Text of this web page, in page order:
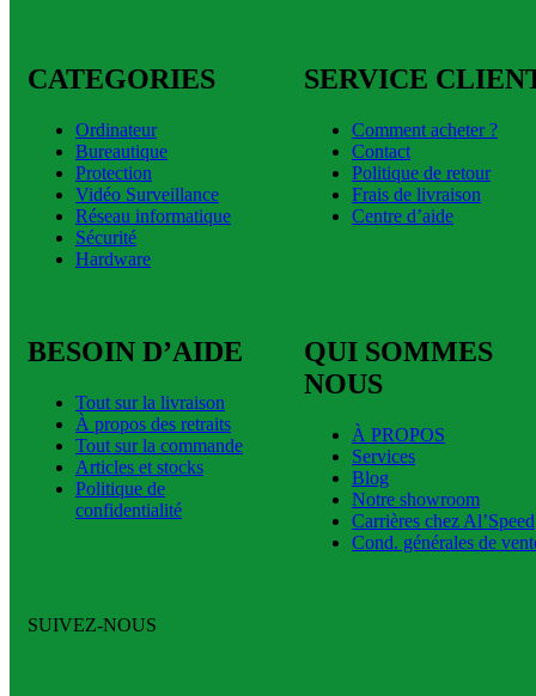
CATEGORIES
Ordinateur
Bureautique
Protection
Vidéo Surveillance
Réseau informatique
Sécurité
Hardware
SERVICE
Comment acheter ?
Contact
Politique de retour
Frais de livraison
Centre d’aide
BESOIN D’AIDE
Tout sur la livraison
À propos des retraits
Tout sur la commande
Articles et stocks
Politique de
confidentialité
QUI SOMMES
NOUS
À PROPOS
Services
Blog
Notre showroom
Carrières chez Al’Speed
Cond. générales de
SUIVEZ-NOUS